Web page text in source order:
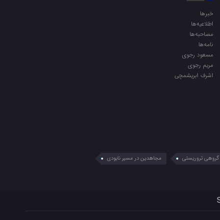
خبرها
اطلاعیه‌ها
مصاحبه‌ها
نامه‌ها
مسعود رجوی
مریم رجوی
اشرف ابریشمچی
تروریستی
مجاهدین در مسیر نابودی